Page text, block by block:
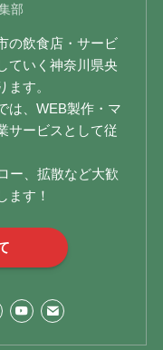
部
の飲食店・サービ
ていく神奈川県央
す。
は、WEB製作・マ
サービスとして従
ー、拡散など大歓
ます！